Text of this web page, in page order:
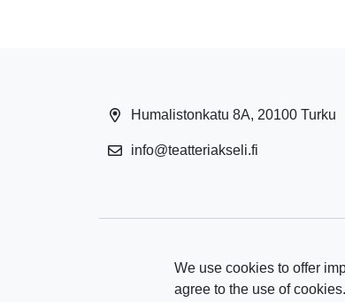
We use cookies to offer
agree to the use of
Humalistonkatu 8A, 20100 Turku
info@teatteriakseli.fi